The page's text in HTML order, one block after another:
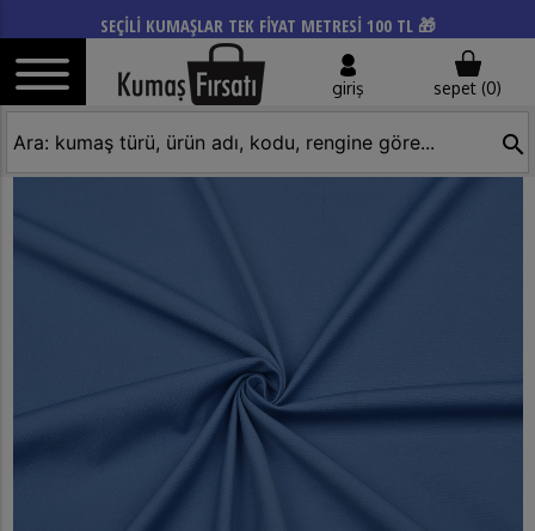
SEÇİLİ KUMAŞLAR TEK FİYAT METRESİ 100 TL 🎁
giriş sepet (0)
search